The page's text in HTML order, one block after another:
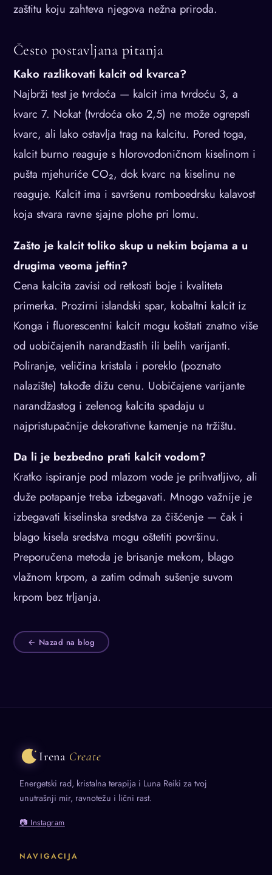
zaštitu koju zahteva njegova nežna priroda.
Često postavljana pitanja
Kako razlikovati kalcit od kvarca?
Najbrži test je tvrdoća — kalcit ima tvrdoću 3, a
kvarc 7. Nokat (tvrdoća oko 2,5) ne može ogrepsti
kvarc, ali lako ostavlja trag na kalcitu. Pored toga,
kalcit burno reaguje s hlorovodoničnom kiselinom i
pušta mjehuriće CO₂, dok kvarc na kiselinu ne
reaguje. Kalcit ima i savršenu romboedrsku kalavost
koja stvara ravne sjajne plohe pri lomu.
Zašto je kalcit toliko skup u nekim bojama a u
drugima veoma jeftin?
Cena kalcita zavisi od retkosti boje i kvaliteta
primerka. Prozirni islandski spar, kobaltni kalcit iz
Konga i fluorescentni kalcit mogu koštati znatno više
od uobičajenih narandžastih ili belih varijanti.
Poliranje, veličina kristala i poreklo (poznato
nalazište) takođe dižu cenu. Uobičajene varijante
narandžastog i zelenog kalcita spadaju u
najpristupačnije dekorativne kamenje na tržištu.
Da li je bezbedno prati kalcit vodom?
Kratko ispiranje pod mlazom vode je prihvatljivo, ali
duže potapanje treba izbegavati. Mnogo važnije je
izbegavati kiselinska sredstva za čišćenje — čak i
blago kisela sredstva mogu oštetiti površinu.
Preporučena metoda je brisanje mekom, blago
vlažnom krpom, a zatim odmah sušenje suvom
krpom bez trljanja.
← Nazad na blog
Irena Create
Energetski rad, kristalna terapija i Luna Reiki za tvoj
unutrašnji mir, ravnotežu i lični rast.
📷 Instagram
NAVIGACIJA